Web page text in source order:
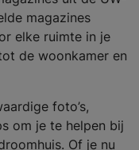
magazines
elke ruimte in je
de woonkamer en
foto’s,
om je te helpen bij
Of je nu